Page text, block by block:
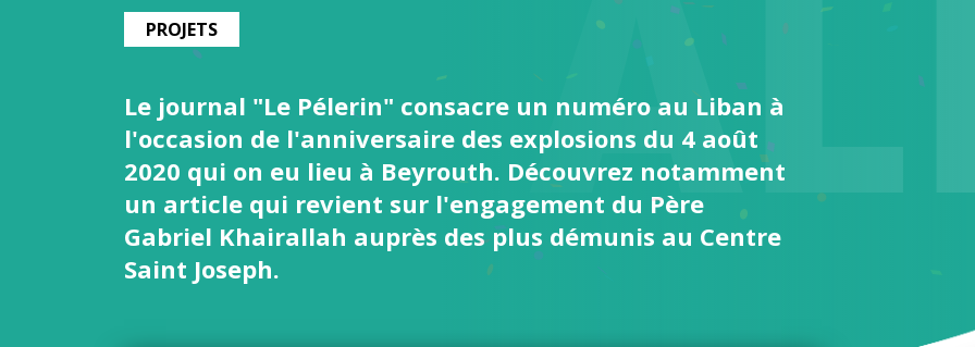
PROJETS
Le journal "Le Pélerin" consacre un numéro au Liban à
l'occasion de l'anniversaire des explosions du 4 août
2020 qui on eu lieu à Beyrouth. Découvrez notamment
un article qui revient sur l'engagement du Père
Gabriel Khairallah auprès des plus démunis au Centre
Saint Joseph.